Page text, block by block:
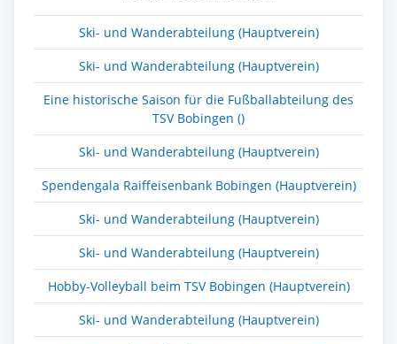
Ski- und Wanderabteilung (Hauptverein)
Ski- und Wanderabteilung (Hauptverein)
Eine historische Saison für die Fußballabteilung des
TSV Bobingen ()
Ski- und Wanderabteilung (Hauptverein)
Spendengala Raiffeisenbank Bobingen (Hauptverein)
Ski- und Wanderabteilung (Hauptverein)
Ski- und Wanderabteilung (Hauptverein)
Hobby-Volleyball beim TSV Bobingen (Hauptverein)
Ski- und Wanderabteilung (Hauptverein)